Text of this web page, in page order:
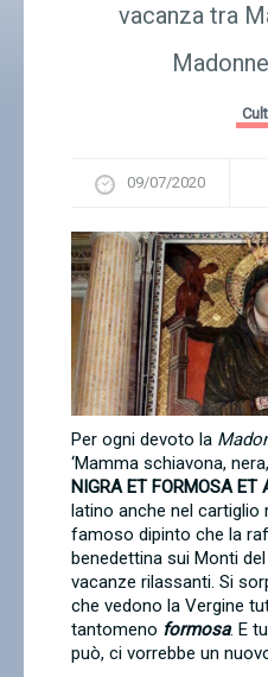
vacanza tra
09/07/2020
Per ogni devoto la
‘Mamma schiavona,
NIGRA ET FORMOSA ET
latino anche nel
famoso dipinto che la
benedettina sui Monti
vacanze rilassanti. Si
che vedono la Vergine
tantomeno formosa. E
può, ci vorrebbe un